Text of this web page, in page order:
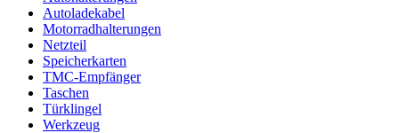
Autoladekabel
Motorradhalterungen
Netzteil
Speicherkarten
TMC-Empfänger
Taschen
Türklingel
Werkzeug